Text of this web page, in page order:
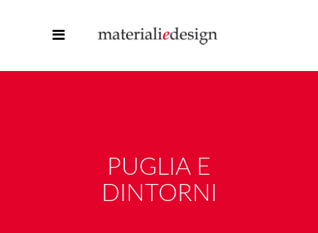
PUGLIA E
DINTORNI